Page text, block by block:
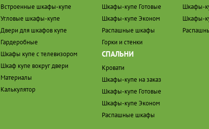
Встроенные шкафы-купе
Угловые шкафы-купе
Двери для шкафов купе
Гардеробные
Шкафы купе с телевизором
Шкаф купе вокруг двери
Материалы
Калькулятор
Шкафы-купе Готовые
Шкафы-купе Эконом
Распашные шкафы
Горки и стенки
СПАЛЬНИ
Кровати
Шкафы-купе на заказ
Шкафы-купе Готовые
Шкафы-купе Эконом
Распашные шкафы
Шкафы-
Шкафы-